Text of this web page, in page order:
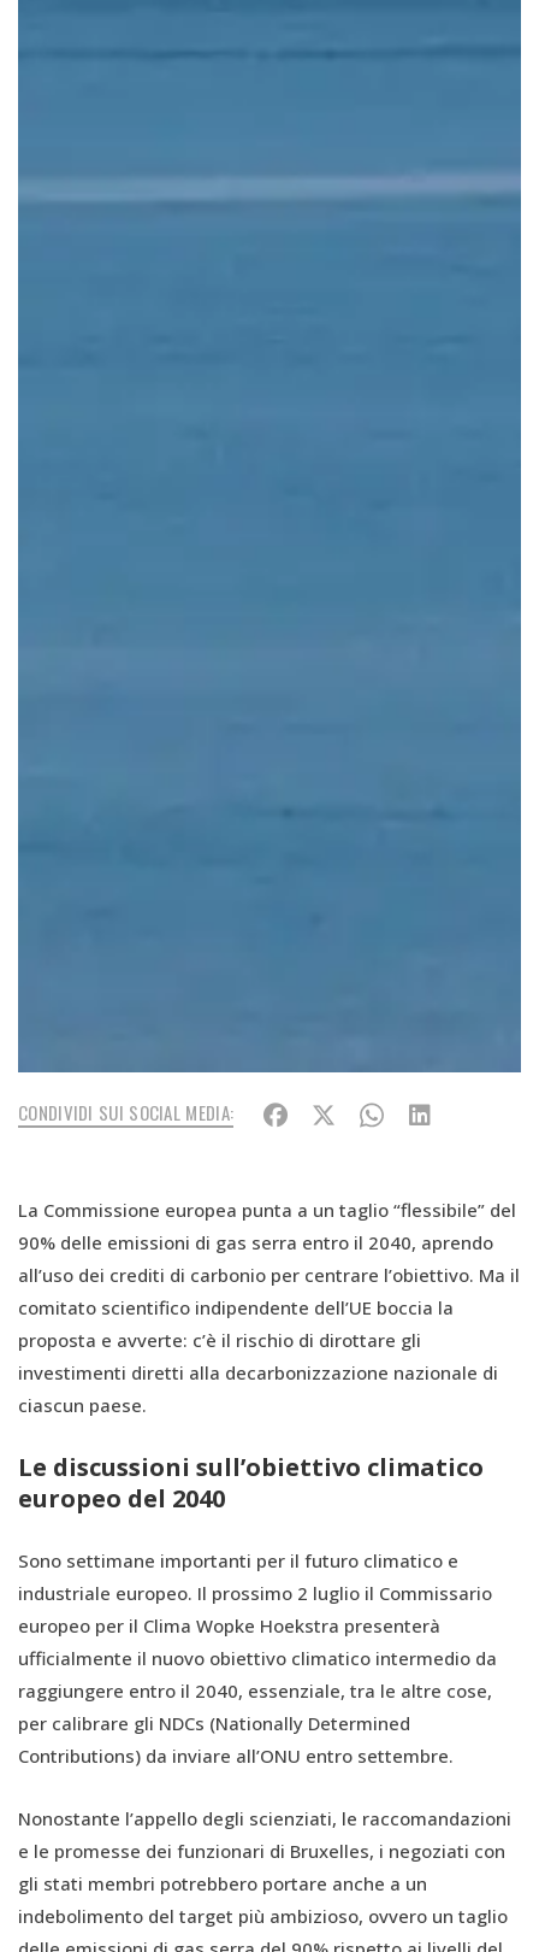
CONDIVIDI SUI SOCIAL MEDIA:
La Commissione europea punta a un taglio “flessibile” del
90% delle emissioni di gas serra entro il 2040, aprendo
all’uso dei crediti di carbonio per centrare l’obiettivo. Ma il
comitato scientifico indipendente dell’UE boccia la
proposta e avverte: c’è il rischio di dirottare gli
investimenti diretti alla decarbonizzazione nazionale di
ciascun paese.
Le discussioni sull’obiettivo climatico
europeo del 2040
Sono settimane importanti per il futuro climatico e
industriale europeo. Il prossimo 2 luglio il Commissario
europeo per il Clima Wopke Hoekstra presenterà
ufficialmente il nuovo obiettivo climatico intermedio da
raggiungere entro il 2040, essenziale, tra le altre cose,
per calibrare gli NDCs (Nationally Determined
Contributions) da inviare all’ONU entro settembre.
Nonostante l’appello degli scienziati, le raccomandazioni
e le promesse dei funzionari di Bruxelles, i negoziati con
gli stati membri potrebbero portare anche a un
indebolimento del target più ambizioso, ovvero un taglio